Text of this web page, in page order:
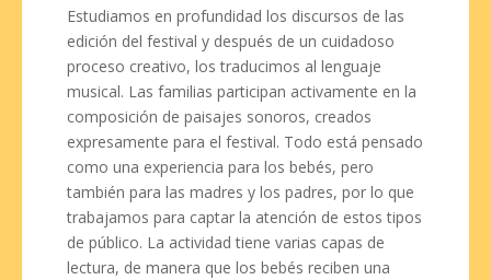
Estudiamos en profundidad los discursos de las
edición del festival y después de un cuidadoso
proceso creativo, los traducimos al lenguaje
musical. Las familias participan activamente en la
composición de paisajes sonoros, creados
expresamente para el festival. Todo está pensado
como una experiencia para los bebés, pero
también para las madres y los padres, por lo que
trabajamos para captar la atención de estos tipos
de público. La actividad tiene varias capas de
lectura, de manera que los bebés reciben una